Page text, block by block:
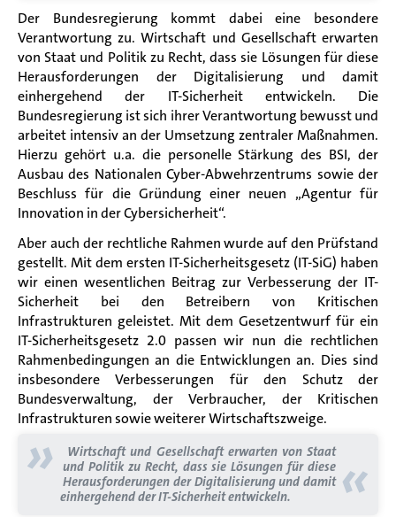
Der Bundesregierung kommt dabei eine besondere
Verantwortung zu.Wirtschaft und Gesellschaft erwarten
von Staat und Politik zu Recht, dass sie Lösungen für diese
Herausforderungen der Digitalisierung und damit
einhergehend der IT-Sicherheit entwickeln. Die
Bundesregierung ist sich ihrer Verantwortung bewusst und
arbeitet intensiv an der Umsetzung zentraler Maßnahmen.
Hierzu gehört u.a. die personelle Stärkung des BSI, der
Ausbau des Nationalen Cyber-Abwehrzentrums sowie der
Beschluss für die Gründung einer neuen „Agentur für
Innovation in der Cybersicherheit“.
Aber auch der rechtliche Rahmen wurde auf den Prüfstand
gestellt. Mit dem ersten IT-Sicherheitsgesetz (IT-SiG) haben
wir einen wesentlichen Beitrag zur Verbesserung der IT-
Sicherheit bei den Betreibern von Kritischen
Infrastrukturen geleistet. Mit dem Gesetzentwurf für ein
IT-Sicherheitsgesetz 2.0 passen wir nun die rechtlichen
Rahmenbedingungen an die Entwicklungen an. Dies sind
insbesondere Verbesserungen für den Schutz der
Bundesverwaltung, der Verbraucher, der Kritischen
Infrastrukturen sowie weiterer Wirtschaftszweige.
»
Wirtschaft und Gesellschaft erwarten von Staat
und Politik zu Recht, dass sie Lösungen für diese
Herausforderungen der Digitalisierung und damit
einhergehend der IT-Sicherheit entwickeln.
«